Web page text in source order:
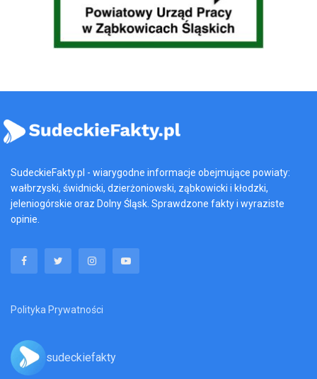
SudeckieFakty.pl - wiarygodne informacje obejmujące powiaty:
wałbrzyski, świdnicki, dzierżoniowski, ząbkowicki i kłodzki,
jeleniogórskie oraz Dolny Śląsk. Sprawdzone fakty i wyraziste
opinie.
Polityka Prywatności
sudeckiefakty